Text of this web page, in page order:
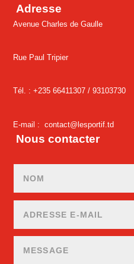
Adresse
Avenue Charles de Gaulle
Rue Paul Tripier
Tél. : +235 66411307 /93103730
E-mail :contact@lesportif.td
Nous contacter